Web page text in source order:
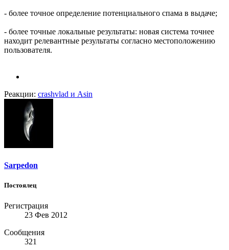
- более точное определение потенциального спама в выдаче;
- более точные локальные результаты: новая система точнее
находит релевантные результаты согласно местоположению
пользователя.
Реакции: crashvlad и Asin
Sarpedon
Постоялец
Регистрация
23 Фев 2012
Сообщения
321